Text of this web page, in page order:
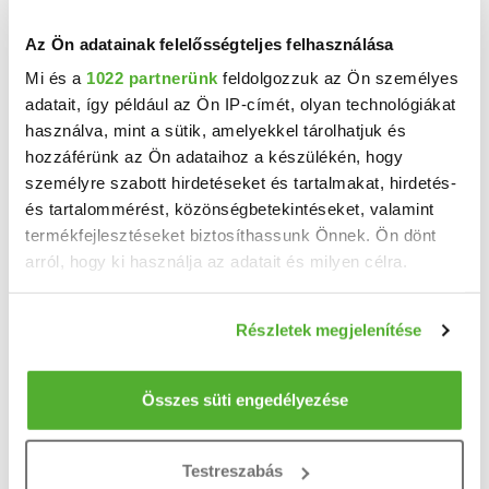
Az Ön adatainak felelősségteljes felhasználása
Mi és a 1022 partnerünk feldolgozzuk az Ön személyes
adatait, így például az Ön IP-címét, olyan technológiákat
használva, mint a sütik, amelyekkel tárolhatjuk és
hozzáférünk az Ön adataihoz a készülékén, hogy
személyre szabott hirdetéseket és tartalmakat, hirdetés-
és tartalommérést, közönségbetekintéseket, valamint
termékfejlesztéseket biztosíthassunk Önnek. Ön dönt
arról, hogy ki használja az adatait és milyen célra.
Információgyűjtés az Ön földrajzi elhelyezkedéséről
pár méteres pontossággal
Az Ön készülékén beazonosítása annak konkrét
módjairól és adja meg preferenciáit a
Részletek megjelenítése
Összes süti engedélyezése
Testreszabás
1 070 707 Ft/m 2
Fertőszéplak - Eladó családi ház
2